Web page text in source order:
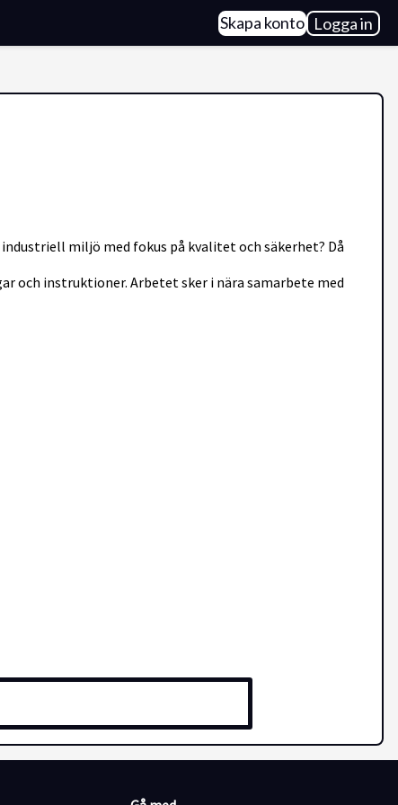
Skapa konto Logga in
miljö med fokus på kvalitet och säkerhet? Då
och instruktioner. Arbetet sker i nära samarbete med